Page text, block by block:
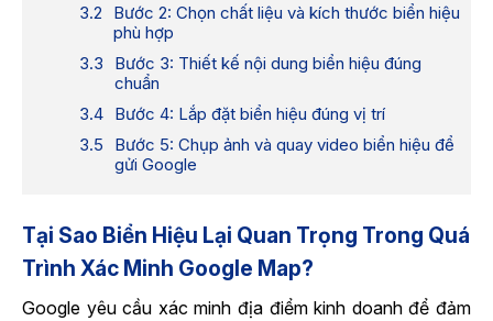
Bước 2: Chọn chất liệu và kích thước biển hiệu
phù hợp
Bước 3: Thiết kế nội dung biển hiệu đúng
chuẩn
Bước 4: Lắp đặt biển hiệu đúng vị trí
Bước 5: Chụp ảnh và quay video biển hiệu để
gửi Google
Tại Sao Biển Hiệu Lại Quan Trọng Trong Quá
Trình Xác Minh Google Map?
Google yêu cầu xác minh địa điểm kinh doanh để đảm